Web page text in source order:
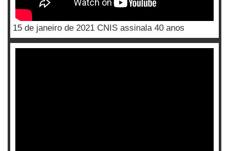
15 de janeiro de 2021 CNIS assinala 40 anos